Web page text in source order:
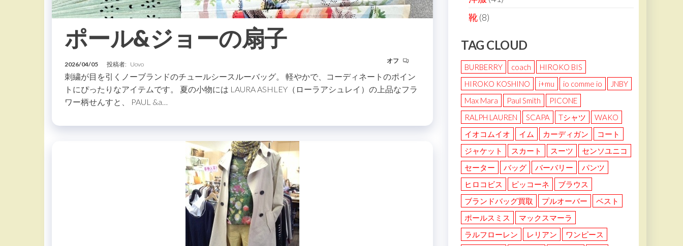
ポール&ジョーの扇子
2026/04/05 投稿者: Uovo オフ
刺繍が目を引くノーブランドのチュールシースルーバッグ。 軽やかで、コーディネートのポイン
トにぴったりなアイテムです。 夏の小物には LAURA ASHLEY（ローラアシュレイ）の上品なフラ
ワー柄せんすと、 PAUL &a…
靴(8)
TAG CLOUD
BURBERRY coach
HIROKO BIS
HIROKO KOSHINO
i+mu io comme io
JNBY
Max Mara
Paul Smith
PICONE
RALPH LAUREN
SCAPA Tシャツ
WAKO
イオコムイオ
イム カーディガン
コート
ジャケット
スカート スーツ
センソユニコ
セーター
バッグ バーバリー
パンツ
ヒロコビス
ピッコーネ
ブラウス
ブランドバッグ買取
プルオーバー
ベスト
ポールスミス
マックスマーラ
ラルフローレン
レリアン
ワンピース